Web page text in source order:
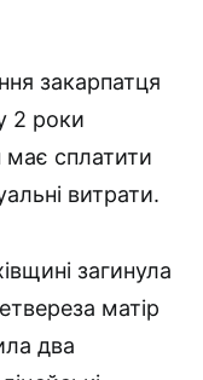
закарпатця
2 роки
має сплатити
витрати.
загинула
матір
два